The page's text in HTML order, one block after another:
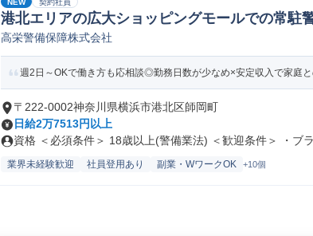
契約社員
港北エリアの広大ショッピングモールでの常駐
高栄警備保障株式会社
週2日～OKで働き方も応相談◎勤務日数が少なめ×安定収入で家庭
〒222-0002神奈川県横浜市港北区師岡町
日給2万7513円以上
資格 ＜必須条件＞ 18歳以上(警備業法) ＜歓迎条件＞ ・ブラ
業界未経験歓迎 社員登用あり 副業・WワークOK +10個